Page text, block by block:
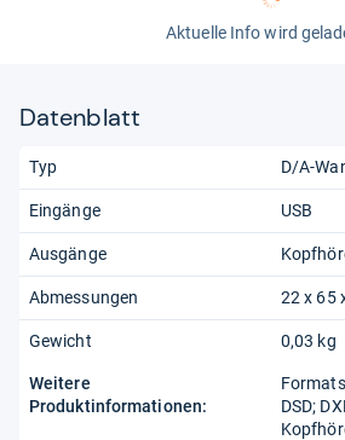
Aktuelle Info wird
Datenblatt
Typ D/A-
Eingänge USB
Ausgänge
Abmessungen 22 x 65
Gewicht 0,03 kg
Weitere
Produktinformationen:
DSD;